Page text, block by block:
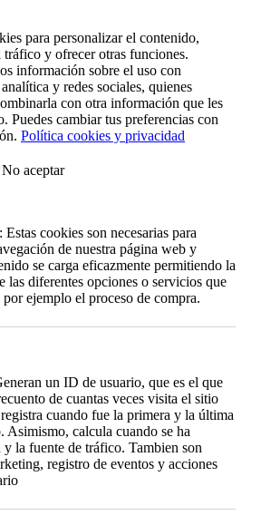
para personalizar el contenido,
tráfico y ofrecer otras funciones.
información sobre el uso con
y redes sociales, quienes
con otra información que les
Puedes cambiar tus preferencias con
Política cookies y privacidad
No aceptar
cookies son necesarias para
de nuestra página web y
se carga eficazmente permitiendo la
las diferentes opciones o servicios que
ejemplo el proceso de compra.
un ID de usuario, que es el que
de cuantas veces visita el sitio
cuando fue la primera y la última
Asimismo, calcula cuando se ha
y la fuente de tráfico. Tambien son
registro de eventos y acciones